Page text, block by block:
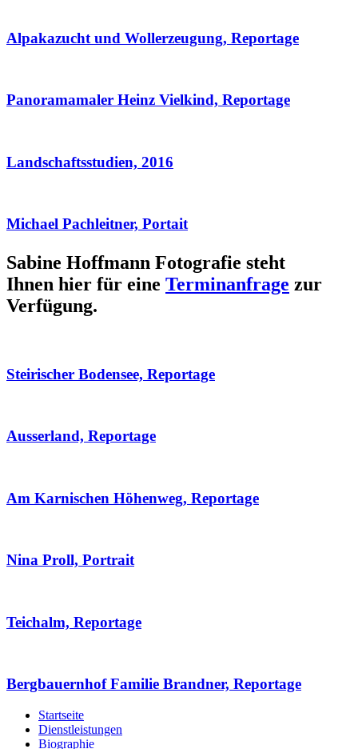
Alpakazucht und Wollerzeugung, Reportage
Panoramamaler Heinz Vielkind, Reportage
Landschaftsstudien, 2016
Michael Pachleitner, Portait
Sabine Hoffmann Fotografie steht
Ihnen hier für eine Terminanfrage zur
Verfügung.
Steirischer Bodensee, Reportage
Ausserland, Reportage
Am Karnischen Höhenweg, Reportage
Nina Proll, Portrait
Teichalm, Reportage
Bergbauernhof Familie Brandner, Reportage
Startseite
Dienstleistungen
Biographie